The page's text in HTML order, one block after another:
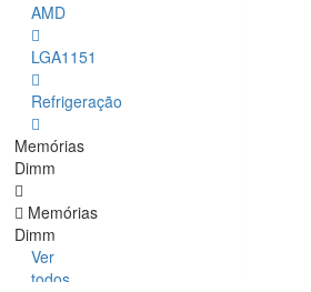
AMD
LGA1151
Refrigeração
Memórias
Dimm
Memórias
Dimm
Ver
todos